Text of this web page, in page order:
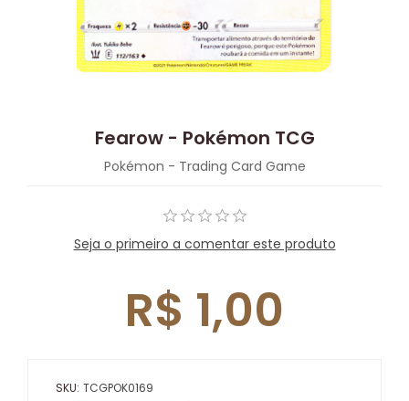
Fearow - Pokémon TCG
Pokémon - Trading Card Game
Seja o primeiro a comentar este produto
R$ 1,00
SKU: TCGPOK0169